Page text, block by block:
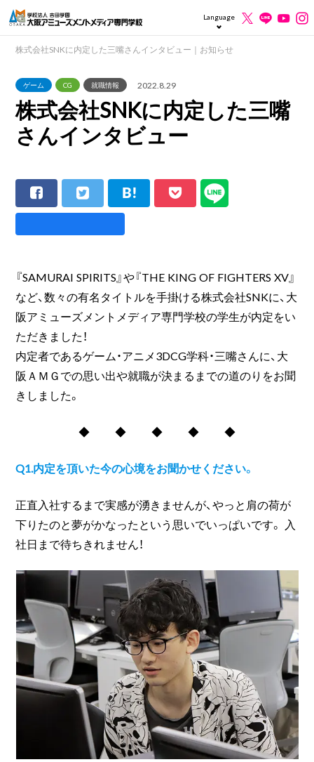
Language
株式会社SNKに内定した三嘴さんインタビュー｜お知らせ
ゲーム CG 就職情報 2022.8.29
株式会社SNKに内定した三嘴
さんインタビュー
『SAMURAI SPIRITS』や『THE KING OF FIGHTERS XV』
など、数々の有名タイトルを手掛ける株式会社SNKに、大
阪アミューズメントメディア専門学校の学生が内定をい
ただきました！
内定者であるゲーム・アニメ3DCG学科・三嘴さんに、大
阪ＡＭＧでの思い出や就職が決まるまでの道のりをお聞
きしました。
◆ ◆ ◆ ◆ ◆
Q1.内定を頂いた今の心境をお聞かせください。
正直入社するまで実感が湧きませんが、やっと肩の荷が
下りたのと夢がかなったという思いでいっぱいです。 入
社日まで待ちきれません！